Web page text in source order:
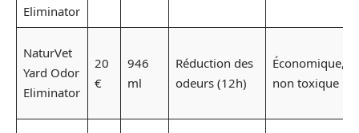
Eliminator
NaturVet
Yard Odor
Eliminator
20
€
946
ml
Réduction des
odeurs (12h)
Économique,
non toxique